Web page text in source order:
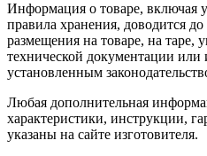
Информация о товаре, включая
правила хранения, доводится
размещения на товаре, на таре,
технической документации
установленным
Любая дополнительная
характеристики, инструкции,
указаны на сайте изготовителя.